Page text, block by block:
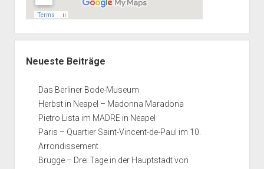
Neueste Beiträge
Das Berliner Bode-Museum
Herbst in Neapel – Madonna Maradona
Pietro Lista im MADRE in Neapel
Paris – Quartier Saint-Vincent-de-Paul im 10.
Arrondissement
Brügge – Drei Tage in der Hauptstadt von